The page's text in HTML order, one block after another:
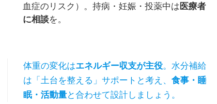
血症のリスク）。持病・妊娠・投薬中は医療者
に相談を。
体重の変化はエネルギー収支が主役。水分補給
は「土台を整える」サポートと考え、 食事・睡
眠・活動量と合わせて設計しましょう。